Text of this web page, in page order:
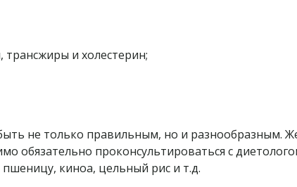
и холестерин;
не только правильным, но и разнообразным.
обязательно проконсультироваться с
киноа, цельный рис и т.д.